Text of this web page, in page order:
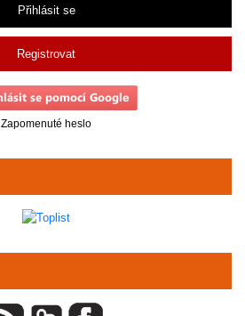
Přihlásit se
Registrovat
Zapomenuté heslo